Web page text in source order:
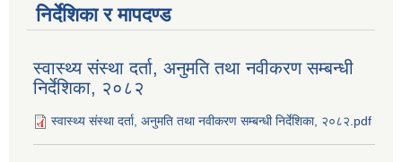
निर्देशिका र मापदण्ड
स्वास्थ्य संस्था दर्ता, अनुमति तथा नवीकरण सम्बन्धी
निर्देशिका, २०८२
स्वास्थ्य संस्था दर्ता, अनुमति तथा नवीकरण सम्बन्धी निर्देशिका, २०८२.pdf